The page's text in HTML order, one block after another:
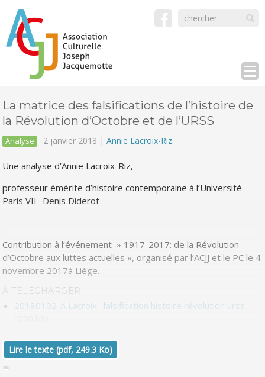
La matrice des falsifications de l’histoire de
la Révolution d’Octobre et de l’URSS
Analyse 2 janvier 2018 |Annie Lacroix-Riz
Une analyse d’Annie Lacroix-Riz,
professeur émérite d’histoire contemporaine à l’Université
Paris VII- Denis Diderot
Contribution à l’événement » 1917-2017: de la Révolution
d’Octobre aux luttes actuelles », organisé par l’ACJJ et le PC le 4
novembre 2017à Liège.
À TÉLÉCHARGER
20180102-A Lacroix- falsification histoire révolution urss
Lire le texte (pdf, 249.3 Ko)